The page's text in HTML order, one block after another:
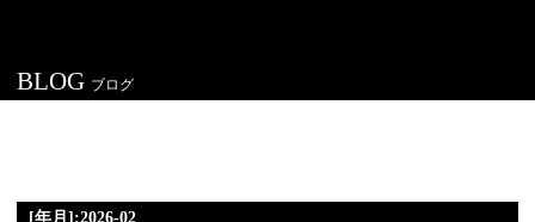
BLOG ブログ
[年月]:2026-02